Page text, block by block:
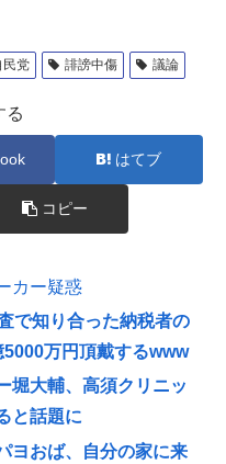
民党 誹謗中傷 議論
る
はてブ
コピー
カー疑惑
で知り合った納税者の
万円頂戴するwww
堀大輔、高須クリニッ
と話題に
ヨおば、自分の家に来